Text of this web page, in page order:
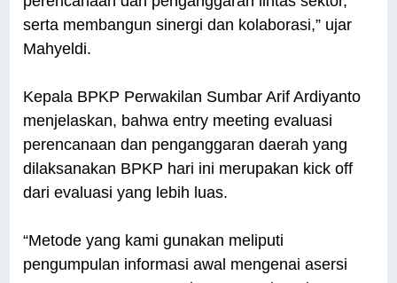
serta membangun sinergi dan kolaborasi,” ujar
Mahyeldi.
Kepala BPKP Perwakilan Sumbar Arif Ardiyanto
menjelaskan, bahwa entry meeting evaluasi
perencanaan dan penganggaran daerah yang
dilaksanakan BPKP hari ini merupakan kick off
dari evaluasi yang lebih luas.
“Metode yang kami gunakan meliputi
pengumpulan informasi awal mengenai asersi